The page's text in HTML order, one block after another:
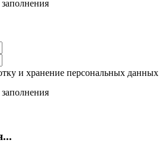
и хранение персональных данных